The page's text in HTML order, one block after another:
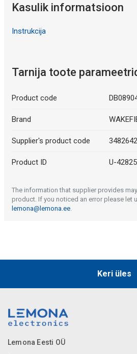
Kasulik informatsioon
Instrukcija
Tarnija toote
Product code
Brand
Supplier's product code 3482642
Product ID U-
The information that supplier provides
product. If you noticed an error please let
lemona@lemona.ee.
Keri üles
Lemona Eesti OÜ